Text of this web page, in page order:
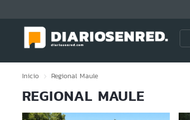
Inicio Regional Maule
REGIONAL MAULE